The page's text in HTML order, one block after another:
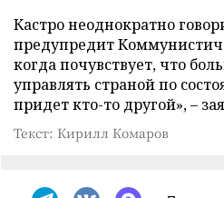
Кастро неоднократно
предупредит
когда почувствует, что
управлять страной по
придет кто-то другой», –
Текст: Кирилл Комаров